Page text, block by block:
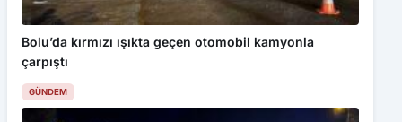
Bolu’da kırmızı ışıkta geçen otomobil kamyonla
çarpıştı
GÜNDEM